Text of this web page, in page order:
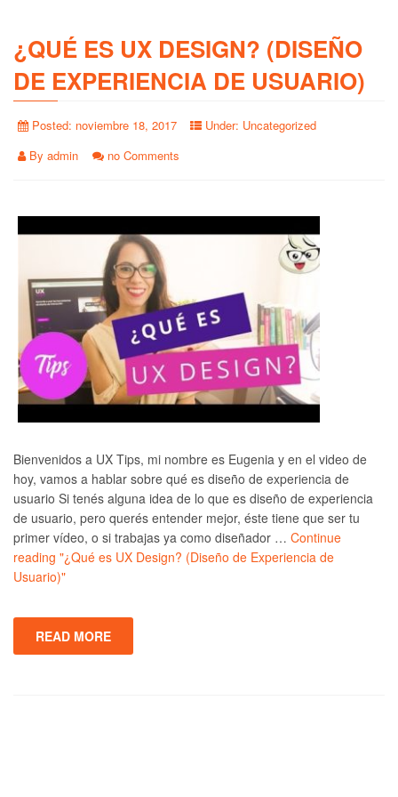
¿QUÉ ES UX DESIGN? (DISEÑO
DE EXPERIENCIA DE USUARIO)
Posted: noviembre 18, 2017 Under: Uncategorized
By admin no Comments
Bienvenidos a UX Tips, mi nombre es Eugenia y en el video de
hoy, vamos a hablar sobre qué es diseño de experiencia de
usuario Si tenés alguna idea de lo que es diseño de experiencia
de usuario, pero querés entender mejor, éste tiene que ser tu
primer vídeo, o si trabajas ya como diseñador … Continue
reading "¿Qué es UX Design? (Diseño de Experiencia de
Usuario)"
READ MORE